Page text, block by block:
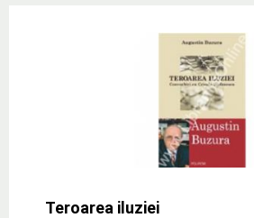
Teroarea iluziei